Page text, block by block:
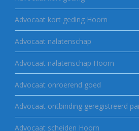
Advocaat kort geding Hoorn
Advocaat nalatenschap
Advocaat nalatenschap Hoorn
Advocaat onroerend goed
Advocaat ontbinding geregistreerd
Advocaat scheiden Hoorn